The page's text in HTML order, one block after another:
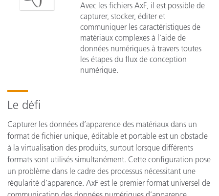
Avec les fichiers AxF, il est possible de
capturer, stocker, éditer et
communiquer les caractéristiques de
matériaux complexes à l’aide de
données numériques à travers toutes
les étapes du flux de conception
numérique.
Le défi
Capturer les données d’apparence des matériaux dans un
format de fichier unique, éditable et portable est un obstacle
à la virtualisation des produits, surtout lorsque différents
formats sont utilisés simultanément. Cette configuration pose
un problème dans le cadre des processus nécessitant une
régularité d’apparence. AxF est le premier format universel de